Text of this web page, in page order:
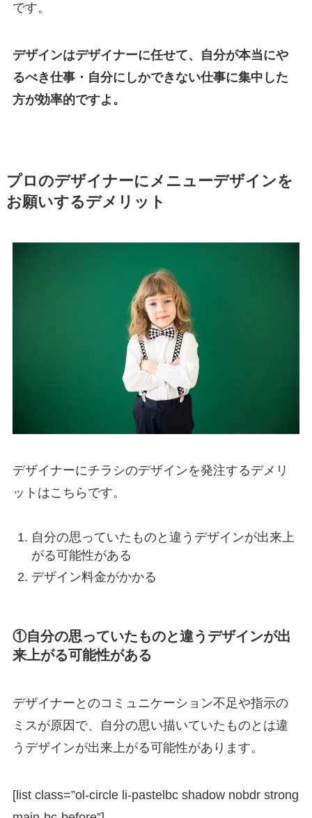
です。
デザインはデザイナーに任せて、自分が本当にや
るべき仕事・自分にしかできない仕事に集中した
方が効率的ですよ。
プロのデザイナーにメニューデザインを
お願いするデメリット
デザイナーにチラシのデザインを発注するデメリ
ットはこちらです。
自分の思っていたものと違うデザインが出来上
がる可能性がある
デザイン料金がかかる
①自分の思っていたものと違うデザインが出
来上がる可能性がある
デザイナーとのコミュニケーション不足や指示の
ミスが原因で、自分の思い描いていたものとは違
うデザインが出来上がる可能性があります。
[list class=”ol-circle li-pastelbc shadow nobdr strong